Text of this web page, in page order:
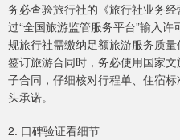
务必查验旅行社的《旅行社业务
过“全国旅游监管服务平台”输入
规旅行社需缴纳足额旅游服务质量
签订旅游合同时，务必使用国家
子合同，仔细核对行程单、住宿
头承诺。
2. 口碑验证看细节